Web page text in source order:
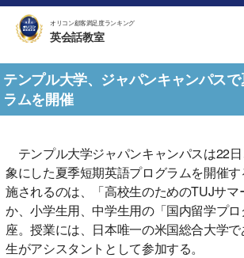
オリコン顧客満足度ランキング
英会話教室
テンプル大学、ジャパンキャンパス
ラムを開催
テンプル大学ジャパンキャンパスは22
象にした夏季短期英語プログラムを開催
施されるのは、「高校生のためのTUJサマ
か、小学生用、中学生用の「国内留学プ
座。授業には、日本唯一の米国総合大学
生がアシスタントとして参加する。